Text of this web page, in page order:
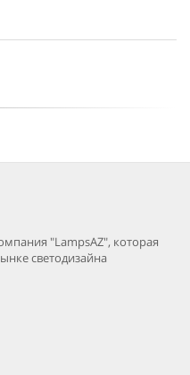
"LampsAZ", которая
светодизайна